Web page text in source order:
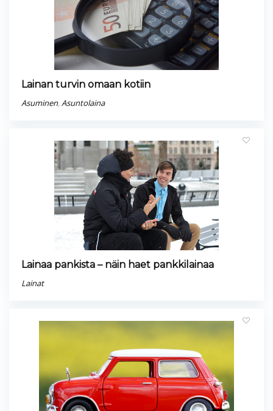
Lainan turvin omaan kotiin
Asuminen,Asuntolaina
Lainaa pankista – näin haet pankkilainaa
Lainat